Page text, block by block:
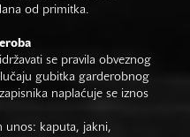
od primitka.
se pravila obveznog
gubitka garderobnog
naplaćuje se iznos
unos: kaputa, jakni,